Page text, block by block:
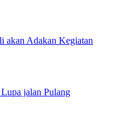
akan Adakan Kegiatan
jalan Pulang